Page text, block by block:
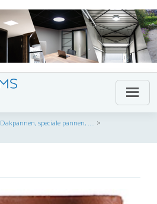
Dakpannen, speciale pannen, .... >